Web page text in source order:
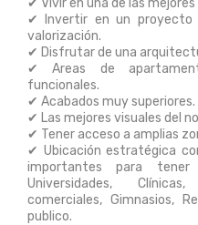
✔ Invertir en un proyecto
valorización.
✔ Disfrutar de una
✔ Areas de
funcionales.
✔ Acabados muy superiores.
✔ Las mejores visuales del
✔ Tener acceso a amplias
✔ Ubicación estratégica
importantes para tener
Universidades,
comerciales, Gimnasios,
publico.